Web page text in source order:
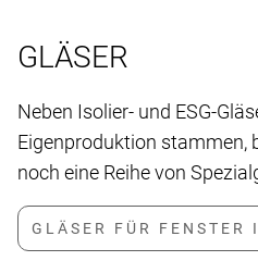
GLÄSER
Neben Isolier- und ESG-
Eigenproduktion stammen,
noch eine Reihe von